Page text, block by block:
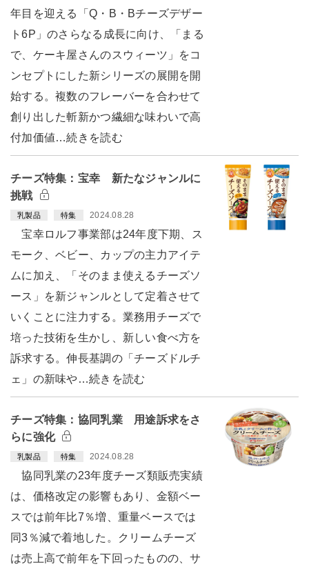
年目を迎える「Q・B・Bチーズデザー
ト6P」のさらなる成長に向け、「まる
で、ケーキ屋さんのスウィーツ」をコ
ンセプトにした新シリーズの展開を開
始する。複数のフレーバーを合わせて
創り出した斬新かつ繊細な味わいで高
付加価値…続きを読む
チーズ特集：宝幸 新たなジャンルに
挑戦
乳製品 特集 2024.08.28
宝幸ロルフ事業部は24年度下期、ス
モーク、ベビー、カップの主力アイテ
ムに加え、「そのまま使えるチーズソ
ース」を新ジャンルとして定着させて
いくことに注力する。業務用チーズで
培った技術を生かし、新しい食べ方を
訴求する。伸長基調の「チーズドルチ
ェ」の新味や…続きを読む
チーズ特集：協同乳業 用途訴求をさ
らに強化
乳製品 特集 2024.08.28
協同乳業の23年度チーズ類販売実績
は、価格改定の影響もあり、金額ベー
スでは前年比7％増、重量ベースでは
同3％減で着地した。クリームチーズ
は売上高で前年を下回ったものの、サ